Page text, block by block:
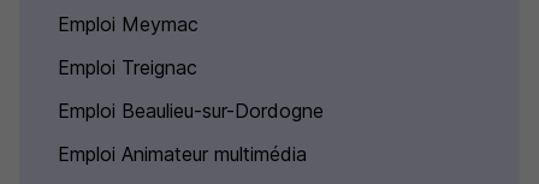
Emploi Meymac
Emploi Treignac
Emploi Beaulieu-sur-Dordogne
Emploi Animateur multimédia